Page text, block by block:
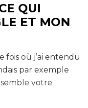
QUI
ET MON
fois où j’ai entendu
par exemple
votre